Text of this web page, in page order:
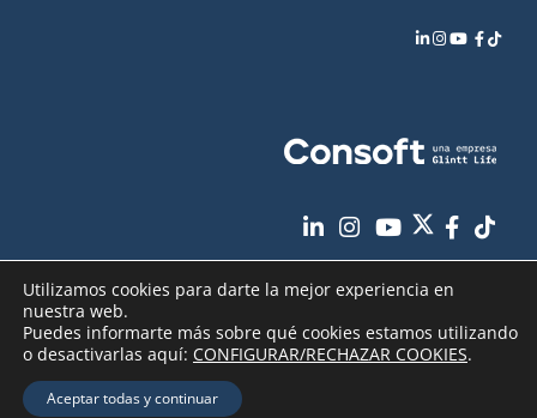
Copyright2026 - Consoft |Aviso Legal
Política de Cookies|Seguridad de sus datos
Utilizamos cookies para darte la mejor experiencia en
nuestra web.
Puedes informarte más sobre qué cookies estamos utilizando
o desactivarlas aquí: CONFIGURAR/RECHAZAR COOKIES.
Aceptar todas y continuar